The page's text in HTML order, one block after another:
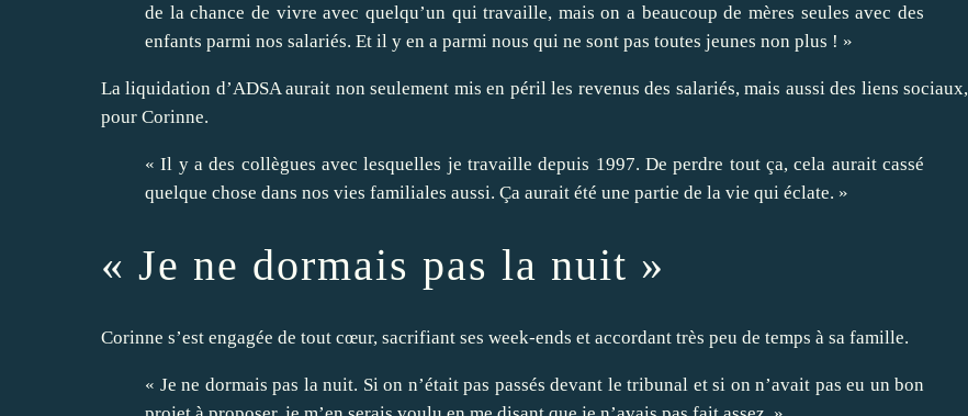
de la chance de vivre avec quelqu’un qui travaille, mais on a beaucoup de mères seules avec des
enfants parmi nos salariés. Et il y en a parmi nous qui ne sont pas toutes jeunes non plus ! »
La liquidation d’ADSA aurait non seulement mis en péril les revenus des salariés, mais aussi des liens sociaux,
pour Corinne.
« Il y a des collègues avec lesquelles je travaille depuis 1997. De perdre tout ça, cela aurait cassé
quelque chose dans nos vies familiales aussi. Ça aurait été une partie de la vie qui éclate. »
« Je ne dormais pas la nuit »
Corinne s’est engagée de tout cœur, sacrifiant ses week-ends et accordant très peu de temps à sa famille.
« Je ne dormais pas la nuit. Si on n’était pas passés devant le tribunal et si on n’avait pas eu un bon